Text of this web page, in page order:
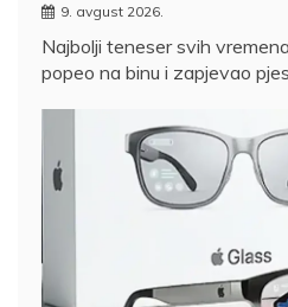
9. avgust 2026.
Najbolji teneser svih
popeo na binu i zapjevao